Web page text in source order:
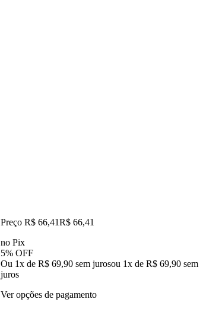
Preço R$ 66,41R$ 66,41
no Pix
5% OFF
Ou 1x de R$ 69,90 sem jurosou 1x de R$ 69,90 sem
juros
Ver opções de pagamento